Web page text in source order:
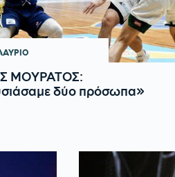
ΜΟΥΡΑΤΟΣ:
δύο πρόσωπα»